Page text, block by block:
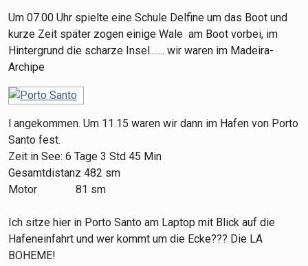
Um 07.00 Uhr spielte eine Schule Delfine um das Boot und
kurze Zeit später zogen einige Wale am Boot vorbei, im
Hintergrund die scharze Insel....... wir waren im Madeira-
Archipe
l angekommen. Um 11.15 waren wir dann im Hafen von Porto
Santo fest.
Zeit in See: 6 Tage 3 Std 45 Min
Gesamtdistanz 482 sm
Motor 81 sm
Ich sitze hier in Porto Santo am Laptop mit Blick auf die
Hafeneinfahrt und wer kommt um die Ecke??? Die LA
BOHEME!